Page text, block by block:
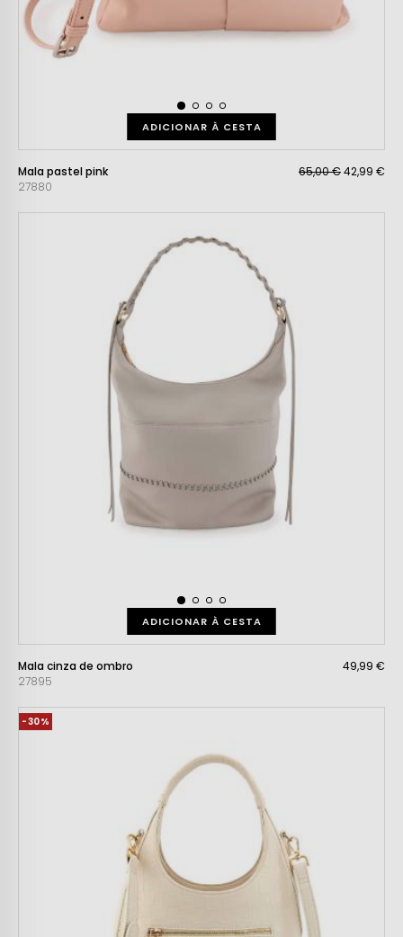
ADICIONAR À CESTA
Mala pastel pink
27880
65,00 €42,99 €
ADICIONAR À CESTA
Mala cinza de ombro
27895
49,99 €
-30%